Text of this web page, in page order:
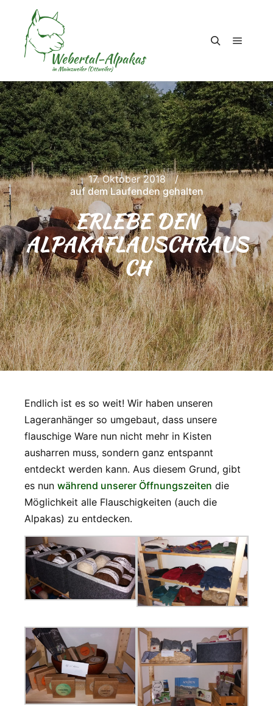
17. Oktober 2018
auf dem Laufenden gehalten
ERLEBE DEN
ALPAKAFLAUSCHRAUS
CH
Endlich ist es so weit! Wir haben unseren
Lageranhänger so umgebaut, dass unsere
flauschige Ware nun nicht mehr in Kisten
ausharren muss, sondern ganz entspannt
entdeckt werden kann. Aus diesem Grund, gibt
es nun während unserer Öffnungszeiten die
Möglichkeit alle Flauschigkeiten (auch die
Alpakas) zu entdecken.